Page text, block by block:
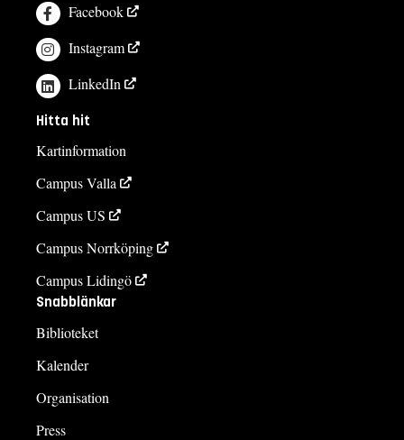
Facebook
Instagram
LinkedIn
Hitta hit
Kartinformation
Campus Valla
Campus US
Campus Norrköping
Campus Lidingö
Snabblänkar
Biblioteket
Kalender
Organisation
Press